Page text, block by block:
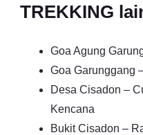
TREKKING
Goa Agung
Goa Garunggang
Desa Cisadon –
Kencana
Bukit Cisadon –